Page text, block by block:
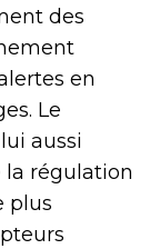
des
en
Le
aussi
la régulation
plus